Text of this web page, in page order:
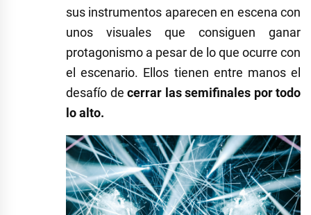
sus instrumentos aparecen en escena con
unos visuales que consiguen ganar
protagonismo a pesar de lo que ocurre con
el escenario. Ellos tienen entre manos el
desafío de cerrar las semifinales por todo
lo alto.